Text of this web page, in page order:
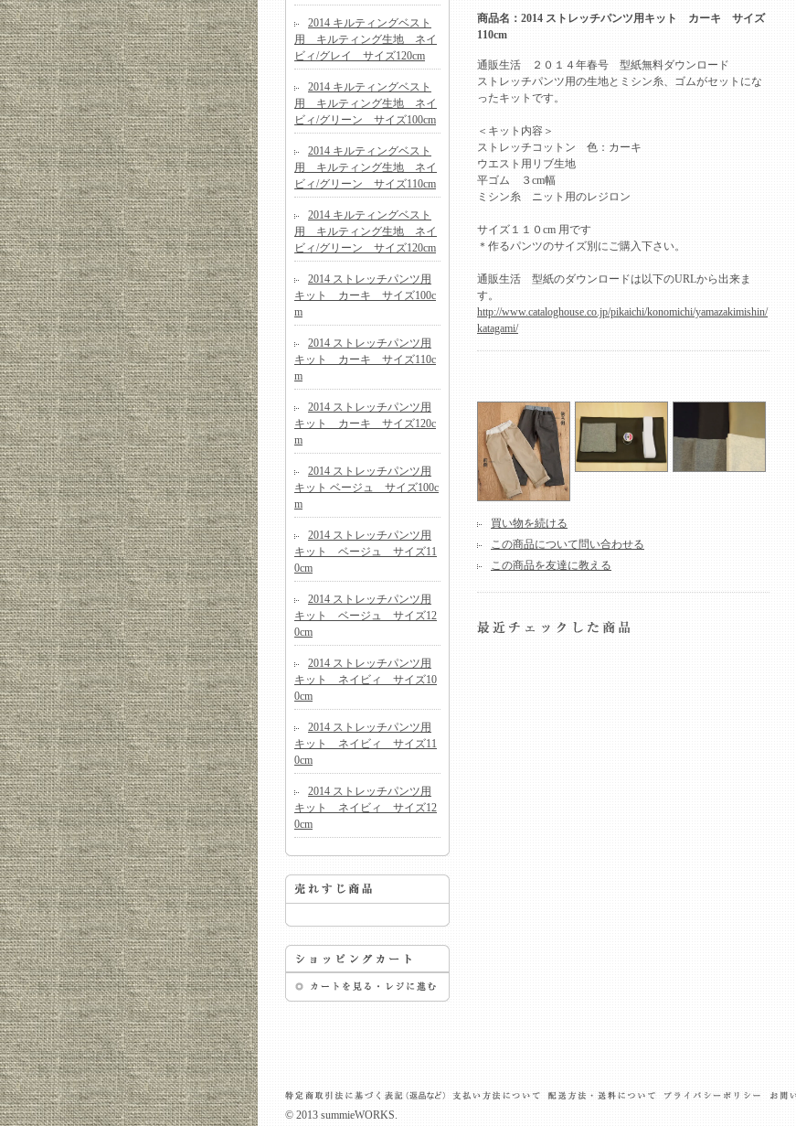
2014 キルティングベスト
用 キルティング生地 ネイ
ビィ/グレイ サイズ120cm
2014 キルティングベスト
用 キルティング生地 ネイ
ビィ/グリーン サイズ100cm
2014 キルティングベスト
用 キルティング生地 ネイ
ビィ/グリーン サイズ110cm
2014 キルティングベスト
用 キルティング生地 ネイ
ビィ/グリーン サイズ120cm
2014 ストレッチパンツ用
キット カーキ サイズ100c
m
2014 ストレッチパンツ用
キット カーキ サイズ110c
m
2014 ストレッチパンツ用
キット カーキ サイズ120c
m
2014 ストレッチパンツ用
キット ベージュ サイズ100c
m
2014 ストレッチパンツ用
キット ベージュ サイズ11
0cm
2014 ストレッチパンツ用
キット ベージュ サイズ12
0cm
2014 ストレッチパンツ用
キット ネイビィ サイズ10
0cm
2014 ストレッチパンツ用
キット ネイビィ サイズ11
0cm
2014 ストレッチパンツ用
キット ネイビィ サイズ12
0cm
商品名：2014 ストレッチパンツ用キット カーキ サイズ
110cm
通販生活 ２０１４年春号 型紙無料ダウンロード
ストレッチパンツ用の生地とミシン糸、ゴムがセットにな
ったキットです。
＜キット内容＞
ストレッチコットン 色：カーキ
ウエスト用リブ生地
平ゴム ３cm幅
ミシン糸 ニット用のレジロン
サイズ１１０cm 用です
＊作るパンツのサイズ別にご購入下さい。
通販生活 型紙のダウンロードは以下のURLから出来ま
す。
http://www.cataloghouse.co.jp/pikaichi/konomichi/yamazakimishin/
katagami/
買い物を続ける
この商品について問い合わせる
この商品を友達に教える
© 2013 summieWORKS.